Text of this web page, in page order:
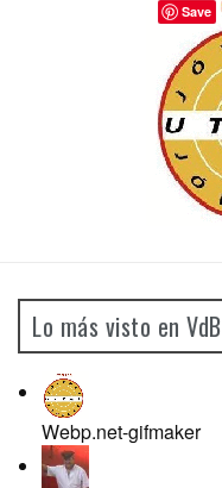
Lo más visto en VdB
Webp.net-gifmaker
Save